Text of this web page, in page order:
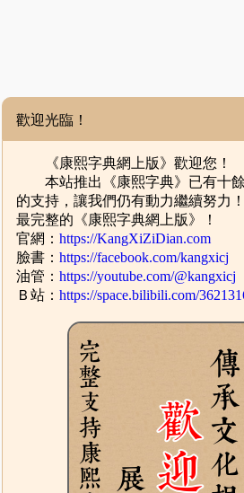
歡迎光臨！
《康熙字典網上版》歡迎您！
本站推出《康熙字典》已有十餘
的支持，讓我們仍有動力繼續努力
最完整的《康熙字典網上版》！
官網：https://KangXiZiDian.com
臉書：https://facebook.com/kangxicj
油管：https://youtube.com/@kangxicj
Ｂ站：https://space.bilibili.com/